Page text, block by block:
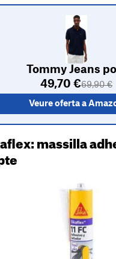
Tommy Jeans
49,70 €69,90 €
Veure oferta a
massilla